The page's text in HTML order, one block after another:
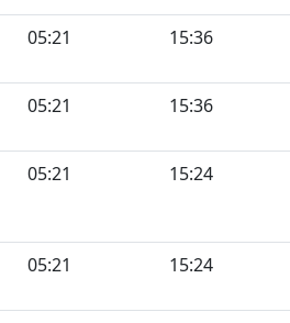
05:21 15:36
05:21 15:36
05:21 15:24
05:21 15:24